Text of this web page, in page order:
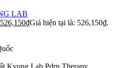
LAB
526,150₫Giá hiện tại là: 526,150₫.
Kyung Lab Pdrn Therapy